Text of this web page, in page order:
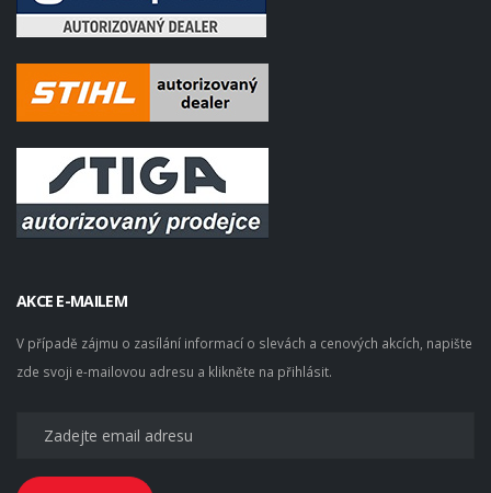
AKCE E-MAILEM
V případě zájmu o zasílání informací o slevách a cenových akcích, napište
zde svoji e-mailovou adresu a klikněte na přihlásit.